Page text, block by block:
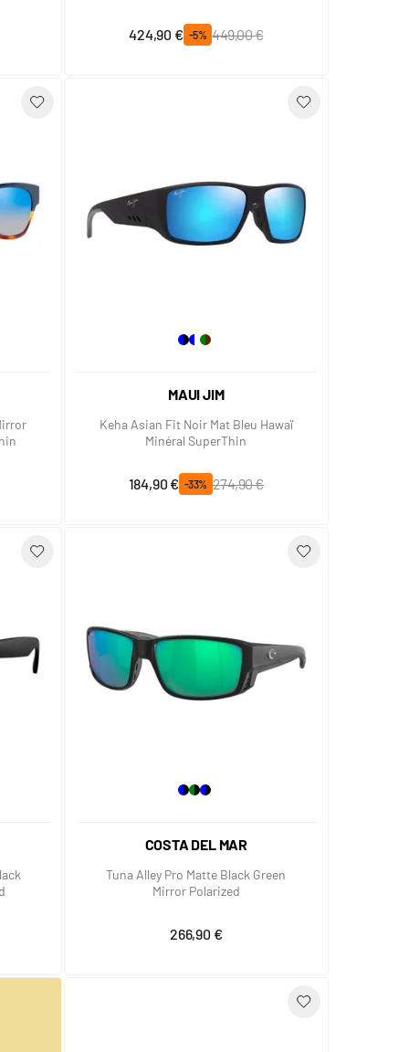
Prix spécial
424,90 € -5%
Prix normal
449,00 €
MAUI JIM
Keha Asian Fit Noir Mat Bleu Hawaï
Minéral SuperThin
Prix spécial
184,90 € -33%
Prix normal
274,90 €
COSTA DEL MAR
Tuna Alley Pro Matte Black Green
Mirror Polarized
266,90 €